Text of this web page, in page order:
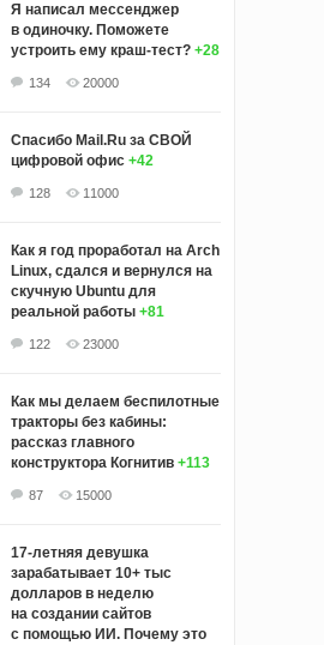
Я написал мессенджер
в одиночку. Поможете
устроить ему краш‑тест? +28
134 20000
Спасибо Mail.Ru за СВОЙ
цифровой офис +42
128 11000
Как я год проработал на Arch
Linux, сдался и вернулся на
скучную Ubuntu для
реальной работы +81
122 23000
Как мы делаем беспилотные
тракторы без кабины:
рассказ главного
конструктора Когнитив +113
87 15000
17-летняя девушка
зарабатывает 10+ тыс
долларов в неделю
на создании сайтов
с помощью ИИ. Почему это